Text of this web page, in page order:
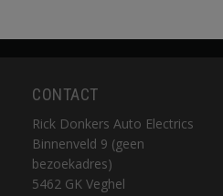
CONTACT
Rick Donkers Auto Electrics
Binnenveld 9 (geen
bezoekadres)
5462 GK Veghel